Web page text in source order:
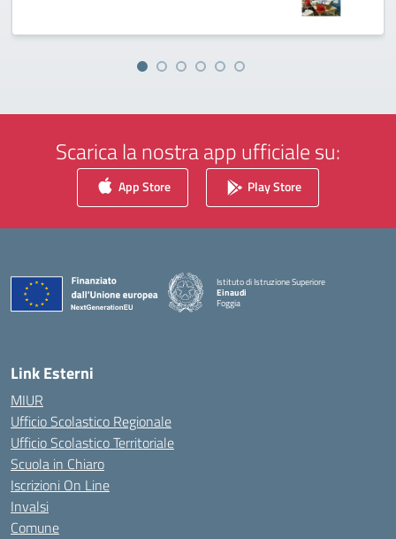
Scarica la nostra app ufficiale su:
App Store Play Store
Istituto di Istruzione Superiore
Einaudi
Foggia
— Visita la pagina iniziale della scuola
Link Esterni
MIUR
Ufficio Scolastico Regionale
Ufficio Scolastico Territoriale
Scuola in Chiaro
Iscrizioni On Line
Invalsi
Comune